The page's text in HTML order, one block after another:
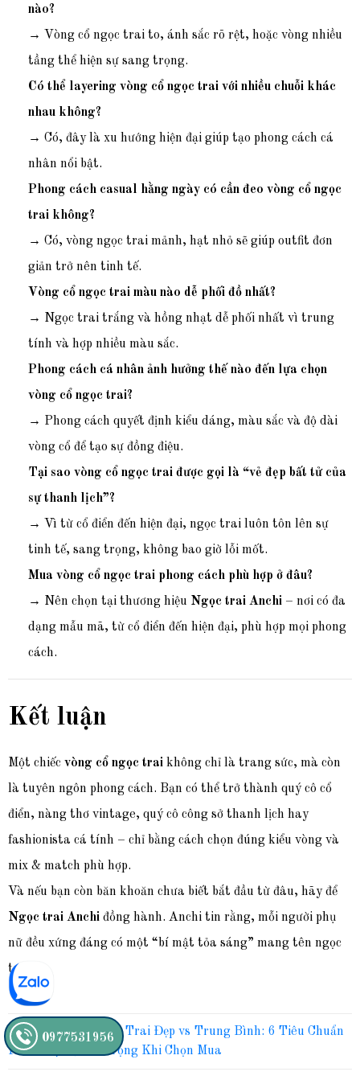
nào?
→ Vòng cổ ngọc trai to, ánh sắc rõ rệt, hoặc vòng nhiều
tầng thể hiện sự sang trọng.
Có thể layering vòng cổ ngọc trai với nhiều chuỗi khác
nhau không?
→ Có, đây là xu hướng hiện đại giúp tạo phong cách cá
nhân nổi bật.
Phong cách casual hằng ngày có cần đeo vòng cổ ngọc
trai không?
→ Có, vòng ngọc trai mảnh, hạt nhỏ sẽ giúp outfit đơn
giản trở nên tinh tế.
Vòng cổ ngọc trai màu nào dễ phối đồ nhất?
→ Ngọc trai trắng và hồng nhạt dễ phối nhất vì trung
tính và hợp nhiều màu sắc.
Phong cách cá nhân ảnh hưởng thế nào đến lựa chọn
vòng cổ ngọc trai?
→ Phong cách quyết định kiểu dáng, màu sắc và độ dài
vòng cổ để tạo sự đồng điệu.
Tại sao vòng cổ ngọc trai được gọi là “vẻ đẹp bất tử của
sự thanh lịch”?
→ Vì từ cổ điển đến hiện đại, ngọc trai luôn tôn lên sự
tinh tế, sang trọng, không bao giờ lỗi mốt.
Mua vòng cổ ngọc trai phong cách phù hợp ở đâu?
→ Nên chọn tại thương hiệu Ngọc trai Anchi – nơi có đa
dạng mẫu mã, từ cổ điển đến hiện đại, phù hợp mọi phong
cách.
Kết luận
Một chiếc vòng cổ ngọc trai không chỉ là trang sức, mà còn
là tuyên ngôn phong cách. Bạn có thể trở thành quý cô cổ
điển, nàng thơ vintage, quý cô công sở thanh lịch hay
fashionista cá tính – chỉ bằng cách chọn đúng kiểu vòng và
mix & match phù hợp.
Và nếu bạn còn băn khoăn chưa biết bắt đầu từ đâu, hãy để
Ngọc trai Anchi đồng hành. Anchi tin rằng, mỗi người phụ
nữ đều xứng đáng có một “bí mật tỏa sáng” mang tên ngọc
trai.
Bài viết trước: Ngọc Trai Đẹp vs Trung Bình: 6 Tiêu Chuẩn
Phân Biệt Quan Trọng Khi Chọn Mua
0977531956